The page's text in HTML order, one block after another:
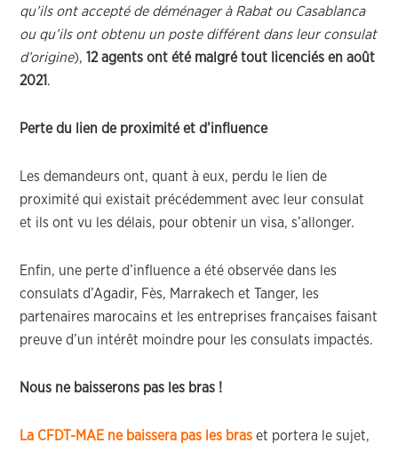
qu’ils ont accepté de déménager à Rabat ou Casablanca
ou qu’ils ont obtenu un poste différent dans leur consulat
d’origine),12 agents ont été malgré tout licenciés en août
2021.
Perte du lien de proximité et d’influence
Les demandeurs ont, quant à eux, perdu le lien de
proximité qui existait précédemment avec leur consulat
et ils ont vu les délais, pour obtenir un visa, s’allonger.
Enfin, une perte d’influence a été observée dans les
consulats d’Agadir, Fès, Marrakech et Tanger, les
partenaires marocains et les entreprises françaises faisant
preuve d’un intérêt moindre pour les consulats impactés.
Nous ne baisserons pas les bras !
La CFDT-MAE ne baissera pas les bras et portera le sujet,